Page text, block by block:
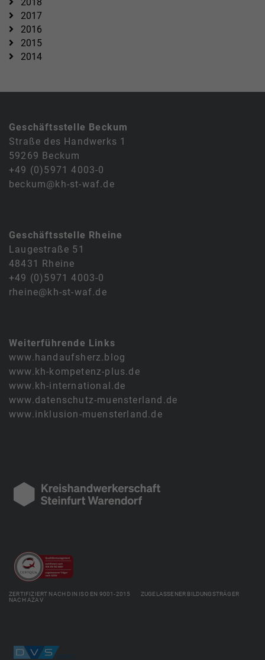
2017
2016
2015
2014
Geschäftsstelle Beckum
Straße des Handwerks 1
59269 Beckum
+49 (0)5971 4003-0
beckum@kh-st-waf.de
Geschäftsstelle Rheine
Laugestraße 51
48431 Rheine
+49 (0)5971 4003-0
rheine@kh-st-waf.de
Weiterführende Links
www.handaufsherz.blog
www.kh-kompetenz-plus.de
www.kh-international.de
www.datenschutz-muensterland.de
www.inklusion-muensterland.de
ZERTIFIZIERT NACH DIN ISO EN 9001-2015 ZUGELASSENER BILDUNGSTRÄGER
NACH AZAV